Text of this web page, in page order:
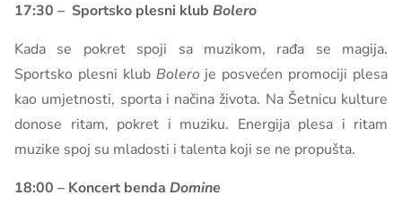
17:30 – Sportsko plesni klub Bolero
Kada se pokret spoji sa muzikom, rađa se magija.
Sportsko plesni klub Boleroje posvećen promociji plesa
kao umjetnosti, sporta i načina života. Na Šetnicu kulture
donose ritam, pokret i muziku. Energija plesa i ritam
muzike spoj su mladosti i talenta koji se ne propušta.
18:00 – Koncert benda Domine